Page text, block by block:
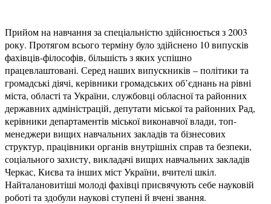
Прийом на навчання за спеціальністю здійснюється з 2003
року. Протягом всього терміну було здійснено 10 випусків
фахівців-філософів, більшість з яких успішно
працевлаштовані. Серед наших випускників – політики та
громадські діячі, керівники громадських об’єднань на рівні
міста, області та України, службовці обласної та районних
державних адміністрацій, депутати міської та районних Рад,
керівники департаментів міської виконавчої влади, топ-
менеджери вищих навчальних закладів та бізнесових
структур, працівники органів внутрішніх справ та безпеки,
соціального захисту, викладачі вищих навчальних закладів
Черкас, Києва та інших міст України, вчителі шкіл.
Найталановитіші молоді фахівці присвячують себе науковій
роботі та здобули наукові ступені й вчені звання.